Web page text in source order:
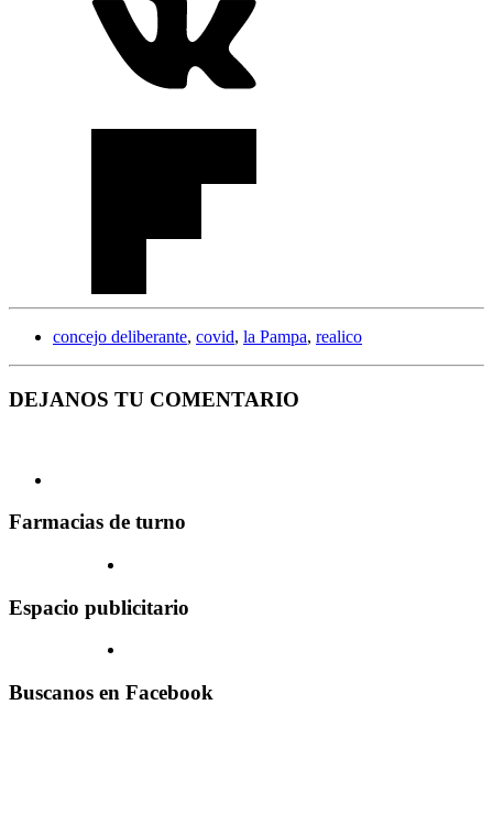
concejo deliberante, covid, la Pampa, realico
DEJANOS TU COMENTARIO
Farmacias de turno
Espacio publicitario
Buscanos en Facebook